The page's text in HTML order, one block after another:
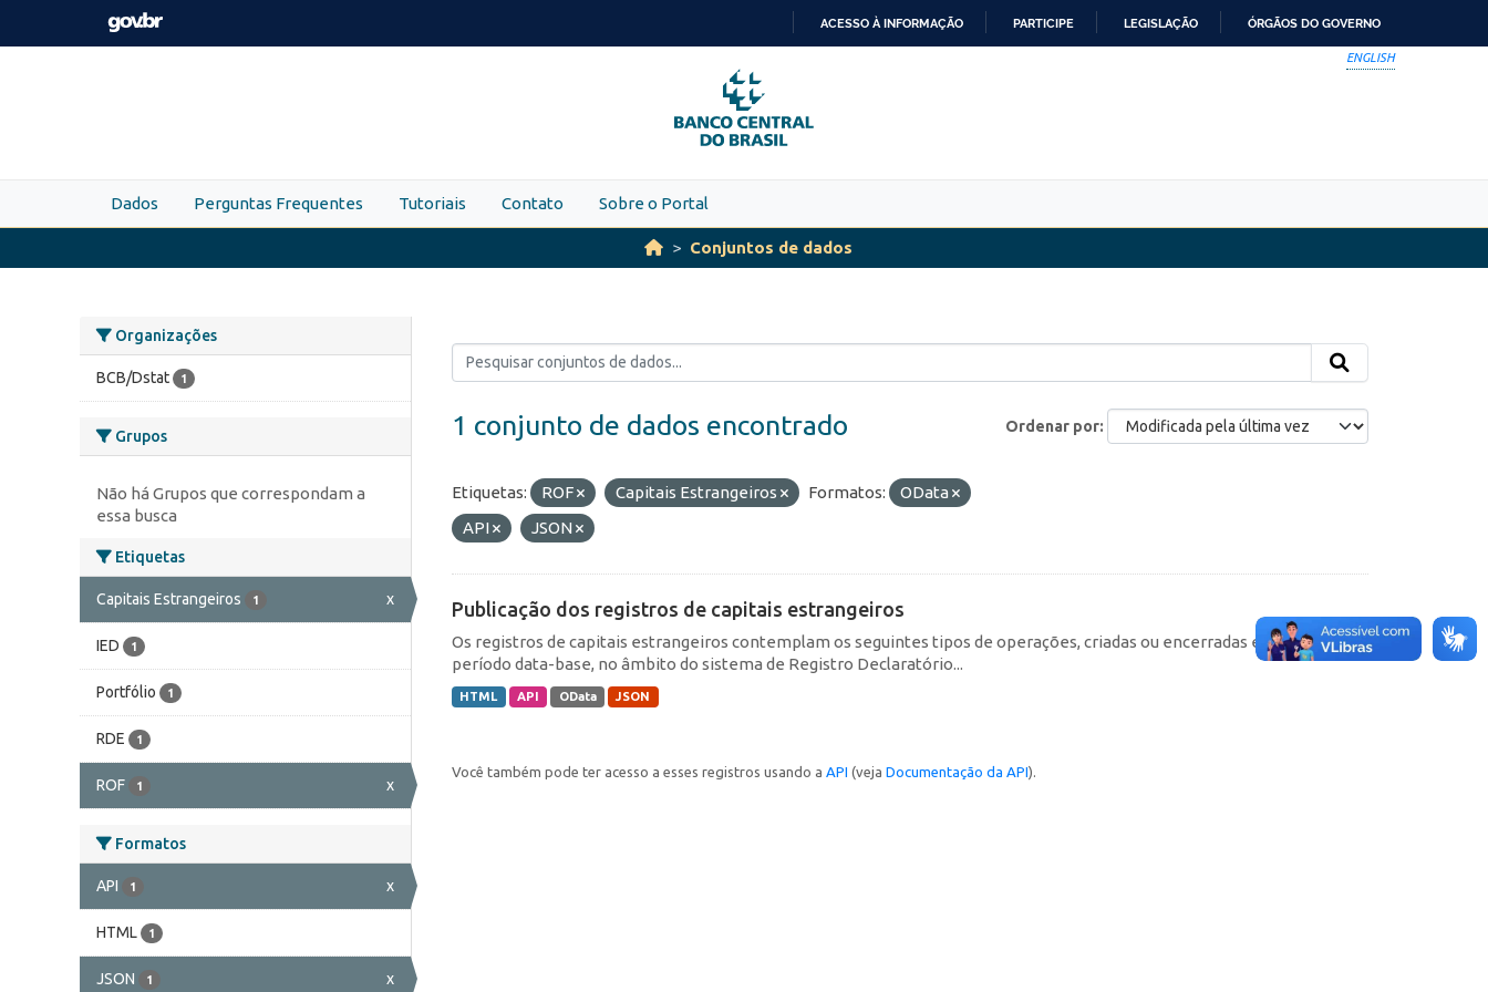
Skip to main content
PARA
O
CONTEÚDO
ACESSO À INFORMAÇÃO PARTICIPE LEGISLAÇÃO ÓRGÃOS DO GOVERNO
ENGLISH
Dados Perguntas Frequentes Tutoriais Contato Sobre o Portal
Conjuntos de dados
Organizações
BCB/Dstat 1
Grupos
Não há Grupos que correspondam a
essa busca
Etiquetas
Capitais Estrangeiros 1 x
IED 1
Portfólio 1
RDE 1
ROF 1 x
Formatos
API 1 x
HTML 1
JSON 1 x
Ordenar por
1 conjunto de dados encontrado
Etiquetas: ROF Capitais Estrangeiros Formatos:
OData
API
JSON
Publicação dos registros de capitais estrangeiros
Os registros de capitais estrangeiros contemplam os seguintes tipos de operações, criadas ou encerradas em cada
período data-base, no âmbito do sistema de Registro Declaratório...
HTML API OData JSON
Você também pode ter acesso a esses registros usando a API (veja Documentação da API).